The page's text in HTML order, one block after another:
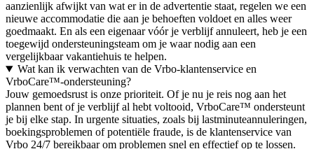
aanzienlijk afwijkt van wat er in de advertentie staat, regelen we een
nieuwe accommodatie die aan je behoeften voldoet en alles weer
goedmaakt. En als een eigenaar vóór je verblijf annuleert, heb je een
toegewijd ondersteuningsteam om je waar nodig aan een
vergelijkbaar vakantiehuis te helpen.
Wat kan ik verwachten van de Vrbo-klantenservice en
VrboCare™-ondersteuning?
Jouw gemoedsrust is onze prioriteit. Of je nu je reis nog aan het
plannen bent of je verblijf al hebt voltooid, VrboCare™ ondersteunt
je bij elke stap. In urgente situaties, zoals bij lastminuteannuleringen,
boekingsproblemen of potentiële fraude, is de klantenservice van
Vrbo 24/7 bereikbaar om problemen snel en effectief op te lossen.